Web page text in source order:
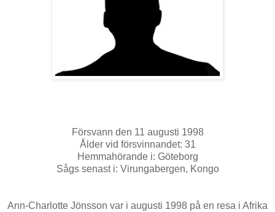
Försvann den 11 augusti 1998
Ålder vid försvinnandet: 31
Hemmahörande i: Göteborg
Sågs senast i: Virungabergen, Kongo
Ann-Charlotte Jönsson var i augusti 1998 på en resa i Afrika